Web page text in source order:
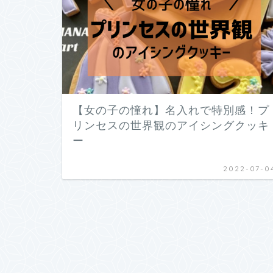
【女の子の憧れ】名入れで特別感！プ
リンセスの世界観のアイシングクッキ
ー
2022-07-